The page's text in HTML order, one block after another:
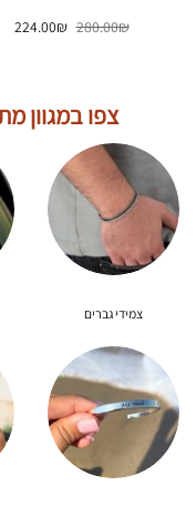
280.00₪ המחיר
המקורי
224.00₪
צפו במגוון
צמידי גברים